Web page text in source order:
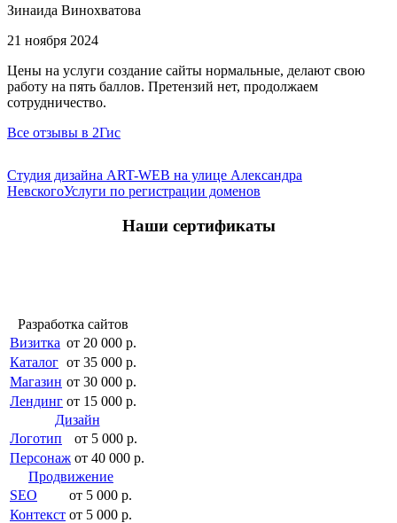
Зинаида Винохватова
21 ноября 2024
Цены на услуги создание сайты нормальные, делают свою
работу на пять баллов. Претензий нет, продолжаем
сотрудничество.
Все отзывы в 2Гис
Студия дизайна ART-WEB на улице Александра
НевскогоУслуги по регистрации доменов
Наши сертификаты
Разработка сайтов
Визитка от 20 000 р.
Каталог от 35 000 р.
Магазин от 30 000 р.
Лендинг от 15 000 р.
Дизайн
Логотип
от 5 000 р.
Персонаж от 40 000 р.
Продвижение
SEO
от 5 000 р.
Контекст от 5 000 р.